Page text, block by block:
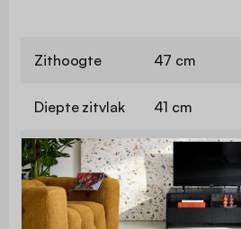
Zithoogte 47 cm
Diepte zitvlak 41 cm
Maximaal
ondersteund
gewicht
110 kg